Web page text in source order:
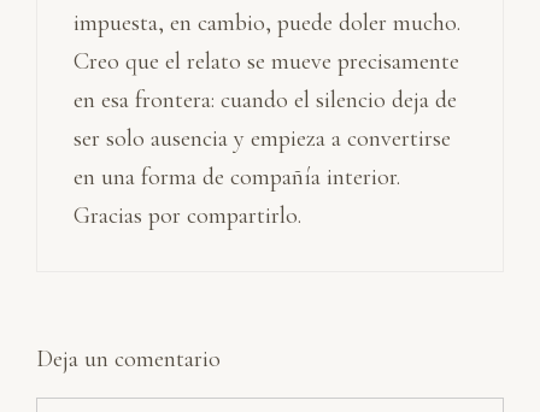
impuesta, en cambio, puede doler mucho.
Creo que el relato se mueve precisamente
en esa frontera: cuando el silencio deja de
ser solo ausencia y empieza a convertirse
en una forma de compañía interior.
Gracias por compartirlo.
Deja un comentario